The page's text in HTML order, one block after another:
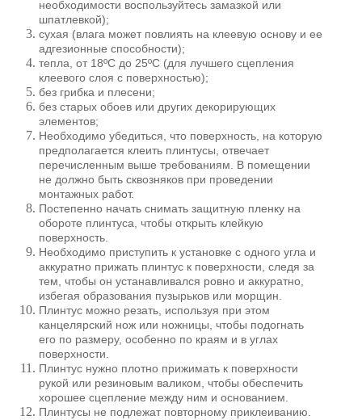
необходимости воспользуйтесь замазкой или
шпатлевкой);
сухая (влага может повлиять на клеевую основу и ее
адгезионные способности);
тепла, от 18ºС до 25ºС (для лучшего сцепления
клеевого слоя с поверхностью);
без грибка и плесени;
без старых обоев или других декорирующих
элементов;
Необходимо убедиться, что поверхность, на которую
предполагается клеить плинтусы, отвечает
перечисленным выше требованиям. В помещении
не должно быть сквозняков при проведении
монтажных работ.
Постепенно начать снимать защитную пленку на
обороте плинтуса, чтобы открыть клейкую
поверхность.
Необходимо приступить к установке с одного угла и
аккуратно прижать плинтус к поверхности, следя за
тем, чтобы он устанавливался ровно и аккуратно,
избегая образования пузырьков или морщин.
Плинтус можно резать, используя при этом
канцелярский нож или ножницы, чтобы подогнать
его по размеру, особенно по краям и в углах
поверхности.
Плинтус нужно плотно прижимать к поверхности
рукой или резиновым валиком, чтобы обеспечить
хорошее сцепление между ним и основанием.
Плинтусы не подлежат повторному приклеиванию.